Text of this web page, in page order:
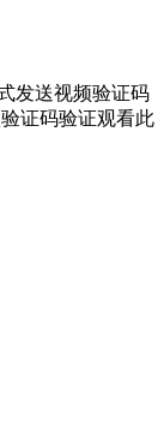
发送视频验证码
证码验证观看此